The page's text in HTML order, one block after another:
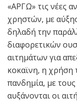
«ΑΡΓΩ» τις νέες
χρηστών, με
δηλαδή την
διαφορετικών
αιτημάτων για
κοκαϊνη, η χρήση
πανδημία, με
αυξάνονται οι